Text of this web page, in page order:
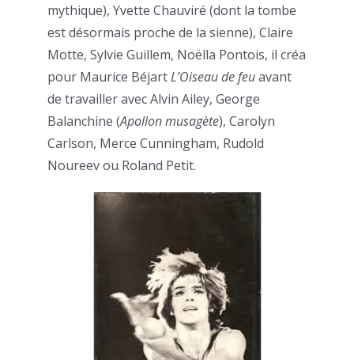
mythique), Yvette Chauviré (dont la tombe
est désormais proche de la sienne), Claire
Motte, Sylvie Guillem, Noëlla Pontois, il créa
pour Maurice BéjartL’Oiseau de feuavant
de travailler avec Alvin Ailey, George
Balanchine (Apollon musagète), Carolyn
Carlson, Merce Cunningham, Rudold
Noureev ou Roland Petit.